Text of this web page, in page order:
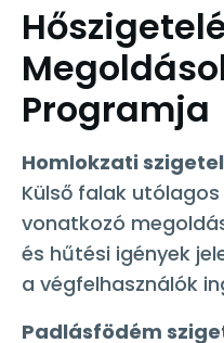
Programja
Homlokzati
Külső falak
vonatkozó
és hűtési igények
a végfelhasználók
Padlásfödém